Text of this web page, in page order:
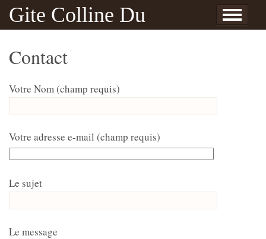
Gite Colline Du
Skip to content
Accueil
Nederlands
English
Français
Infole Gite
Alentours
Sorties
Yvonne et Patrice
L’ile Bouchard & Theneuil
Privacybeleid
Galerie
Contact
Route
Reserveren
Contact
Votre Nom (champ requis)
Votre adresse e-mail (champ requis)
Le sujet
Le message